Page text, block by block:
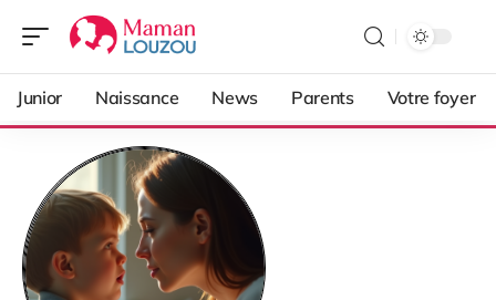
Junior Naissance News Parents Votre foyer